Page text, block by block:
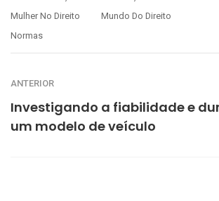
Mulher No Direito
Mundo Do Direito
Normas
ANTERIOR
Investigando a fiabilidade e
um modelo de veículo